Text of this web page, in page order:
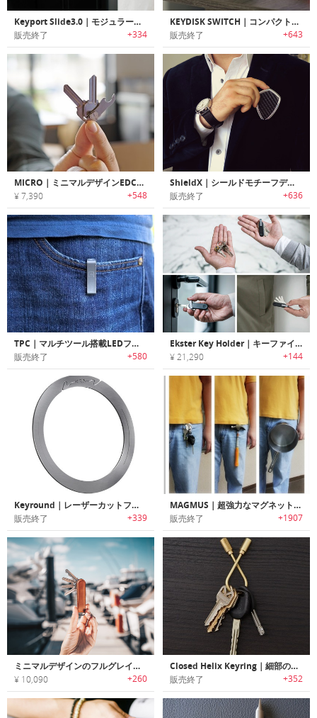
Keyport Slide3.0｜モジュラー式マルチキーツール「キーポートスライド3.0」
販売終了 +334
KEYDISK SWITCH｜コンパクトに鍵を持ち運べるキーオーガナイザー「キーディスクスイッチ」
販売終了 +643
MICRO｜ミニマルデザインEDCキーツール/オーガナイザー「マイクロ」
¥ 7,390 +548
ShieldX｜シールドモチーフデザインマルチツール機能搭載キーホルダー「シールドX」
販売終了 +636
TPC｜マルチツール搭載LEDフラッシュライト付きポケットクリップ「TPC」
販売終了 +580
Ekster Key Holder｜キーファインダー・LEDライト搭載スマートキーホルダー「エクスター」
¥ 21,290 +144
Keyround｜レーザーカットフラットデザインキーリング「キーラウンド」
販売終了 +339
MAGMUS｜超強力なマグネットを搭載した瞬時に着脱可能なマグネットキーリングホルダー「マグマス」
販売終了 +1907
ミニマルデザインのフルグレインレザー製キーオーガナイザー「JIBBON（ジボン）」
¥ 10,090 +260
Closed Helix Keyring｜細部のディテールが美しいブラス製キーリング
販売終了 +352